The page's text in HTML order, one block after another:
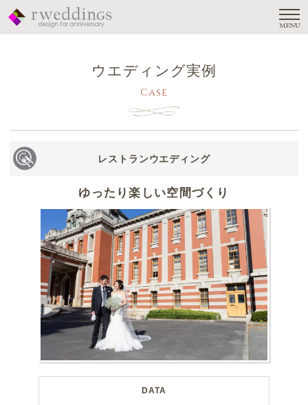
MENU
ウエディング実例
Case
レストランウエディング
ゆったり楽しい空間づくり
DATA